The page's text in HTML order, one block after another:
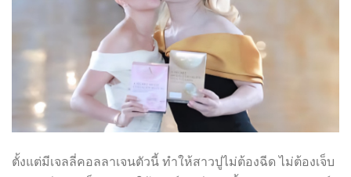
ตั้งแต่มีเจลลี่คอลลาเจนตัวนี้ ทำให้สาวปูไม่ต้องฉีด ไม่ต้องเจ็บ